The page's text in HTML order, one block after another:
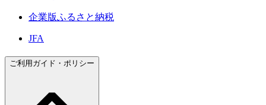
企業版ふるさと納税
JFA
ご利用ガイド・ポリシー